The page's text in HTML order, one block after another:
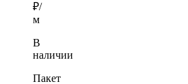
₽/
м
В
наличии
Пакет